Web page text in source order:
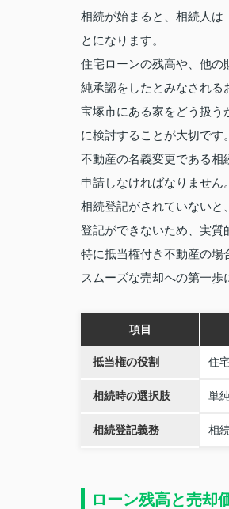
相続が始まると、相続人は
とになります。
住宅ローンの残高や、他の
純承認をしたとみなされる
宝塚市にある家をどう扱う
に検討することが大切です。
不動産の名義変更である相
申請しなければなりません。
相続登記がされていないと
登記ができないため、実質
特に抵当権付き不動産の場
スムーズな売却への第一歩
項目
抵当権の役割 住
相続時の選択肢 単
相続登記義務 相
ローン残高と売却